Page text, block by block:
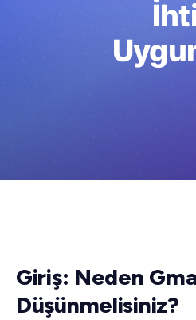
Giriş: Neden
Düşünmelisiniz?